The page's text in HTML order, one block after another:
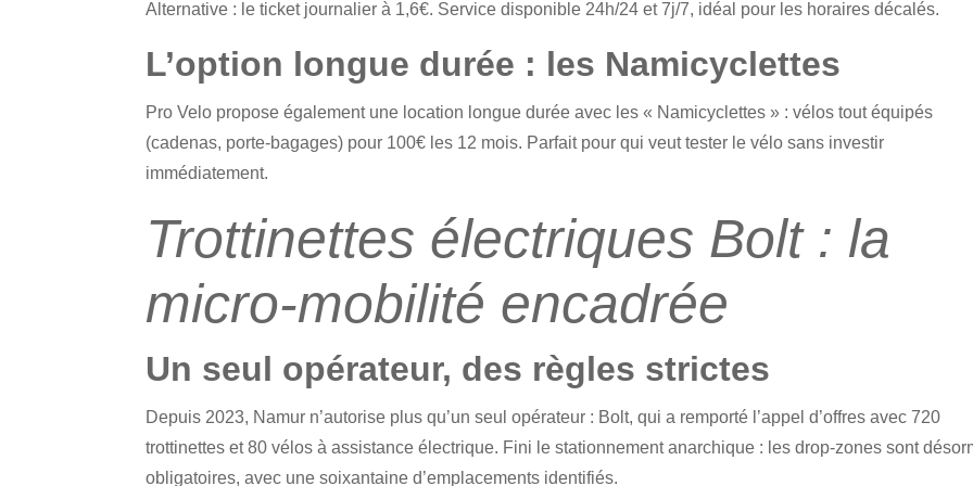
Alternative : le ticket journalier à 1,6€. Service disponible 24h/24 et 7j/7, idéal pour les horaires décalés.
L’option longue durée : les Namicyclettes
Pro Velo propose également une location longue durée avec les « Namicyclettes » : vélos tout équipés
(cadenas, porte-bagages) pour 100€ les 12 mois. Parfait pour qui veut tester le vélo sans investir
immédiatement.
Trottinettes électriques Bolt : la
micro-mobilité encadrée
Un seul opérateur, des règles strictes
Depuis 2023, Namur n’autorise plus qu’un seul opérateur : Bolt, qui a remporté l’appel d’offres avec 720
trottinettes et 80 vélos à assistance électrique. Fini le stationnement anarchique : les drop-zones sont
obligatoires, avec une soixantaine d’emplacements identifiés.